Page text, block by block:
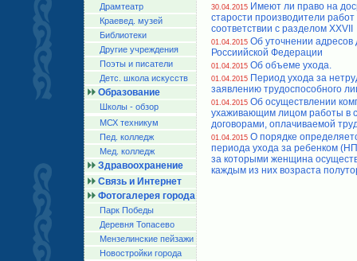
Драмтеатр
Краевед. музей
Библиотеки
Другие учреждения
Поэты и писатели
Детс. школа искусств
Образование
Школы - обзор
МСХ техникум
Пед. колледж
Мед. колледж
Здравоохранение
Связь и Интернет
Фотогалерея города
Парк Победы
Деревня Топасево
Мензелинские пейзажи
Новостройки города
30.04.2015 Имеют ли право на
старости производители
соответствии с разделом XXVII
01.04.2015 Об уточнении
Россиийской Федерации
01.04.2015 Об объеме ухода.
01.04.2015 Период ухода за
заявлению трудоспособного
01.04.2015 Об осуществлении
ухаживающим лицом работы в
договорами, оплачиваемой
01.04.2015 О порядке
периода ухода за ребенком
за которыми женщина
каждым из них возраста